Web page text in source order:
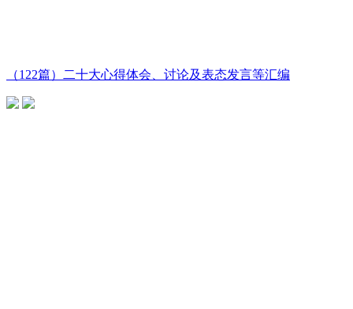
（122篇）二十大心得体会、讨论及表态发言等汇编